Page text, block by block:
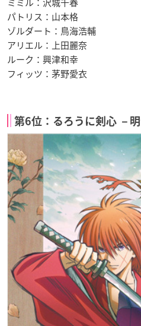
パトリス：山本格
ゾルダート：鳥海浩輔
アリエル：上田麗奈
ルーク：興津和幸
フィッツ：茅野愛衣
第6位：るろうに剣心 －